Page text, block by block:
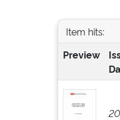
Item hits:
Preview